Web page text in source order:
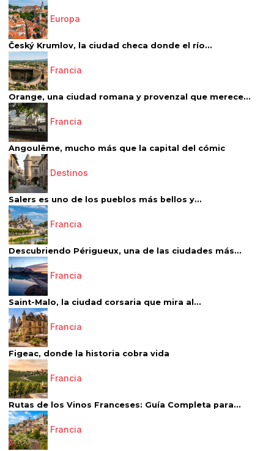
Europa
Český Krumlov, la ciudad checa donde el río...
Francia
Orange, una ciudad romana y provenzal que merece...
Francia
Angoulême, mucho más que la capital del cómic
Destinos
Salers es uno de los pueblos más bellos y...
Francia
Descubriendo Périgueux, una de las ciudades más...
Francia
Saint-Malo, la ciudad corsaria que mira al...
Francia
Figeac, donde la historia cobra vida
Francia
Rutas de los Vinos Franceses: Guía Completa para...
Francia